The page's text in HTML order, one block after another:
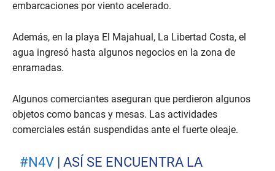
embarcaciones por viento acelerado.
Además, en la playa El Majahual, La Libertad Costa, el
agua ingresó hasta algunos negocios en la zona de
enramadas.
Algunos comerciantes aseguran que perdieron algunos
objetos como bancas y mesas. Las actividades
comerciales están suspendidas ante el fuerte oleaje.
#N4V | ASÍ SE ENCUENTRA LA